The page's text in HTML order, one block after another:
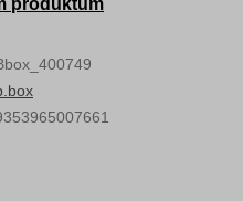
produktům